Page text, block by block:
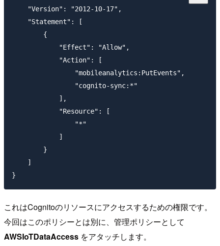
    "Version": "2012-10-17",
    "Statement": [
        {
            "Effect": "Allow",
            "Action": [
                "mobileanalytics:PutEvents",
                "cognito-sync:*"
            ],
            "Resource": [
                "*"
            ]
        }
    ]
これはCognitoのリソースにアクセスするための権限です。
今回はこのポリシーとは別に、管理ポリシーとして
AWSIoTDataAccess をアタッチします。